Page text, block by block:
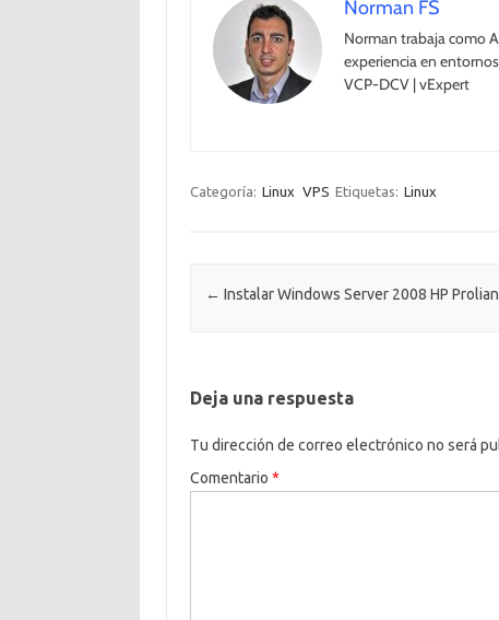
Norman FS
Norman trabaja como
experiencia en
VCP-DCV | vExpert
Categoría: Linux VPS Etiquetas: Linux
Navegación de entradas
← Instalar Windows Server 2008 HP
Deja una respuesta
Tu dirección de correo electrónico no será
Comentario *